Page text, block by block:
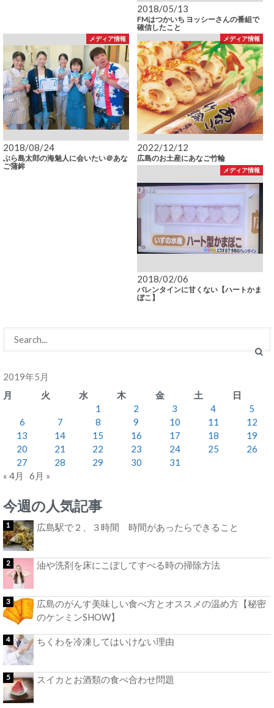
2018/05/13
FMはつかいち ヨッシーさんの番組で
確信したこと
メディア情報
2018/08/24
ぶら島太郎の海魅人に会いたい＠あな
ご蒲鉾
メディア情報
2022/12/12
広島のお土産にあなご竹輪
メディア情報
2018/02/06
バレンタインに甘くない【ハートかま
ぼこ】
2019年5月
月
火 水 木 金 土
日
1
2 3 4
5
6
7 8 9 10 11
12
13
14 15 16 17 18
19
20
21 22 23 24 25
26
27
28 29 30
31
« 4月
6月 »
今週の人気記事
広島駅で２、３時間 時間があったらできること
油や洗剤を床にこぼしてすべる時の掃除方法
広島のがんす美味しい食べ方とオススメの温め方【秘密
のケンミンSHOW】
ちくわを冷凍してはいけない理由
スイカとお酒類の食べ合わせ問題